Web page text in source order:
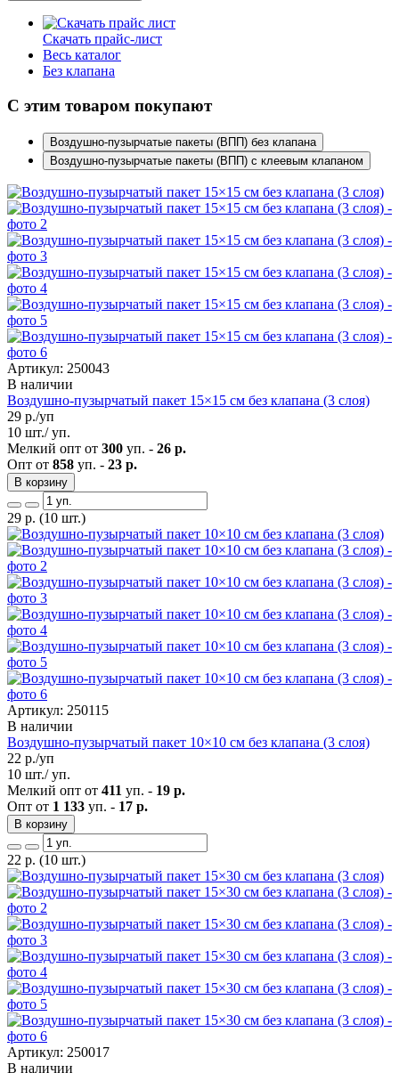
Скачать прайс-лист
Весь каталог
Без клапана
С этим товаром покупают
Воздушно-пузырчатые пакеты (ВПП) без клапана
Воздушно-пузырчатые пакеты (ВПП) с клеевым клапаном
Артикул: 250043
В наличии
Воздушно-пузырчатый пакет 15×15 см без клапана (3 слоя)
29 р./уп
10 шт./ уп.
Мелкий опт от 300 уп. - 26 р.
Опт от 858 уп. - 23 р.
В корзину
29 р. (10 шт.)
Артикул: 250115
В наличии
Воздушно-пузырчатый пакет 10×10 см без клапана (3 слоя)
22 р./уп
10 шт./ уп.
Мелкий опт от 411 уп. - 19 р.
Опт от 1 133 уп. - 17 р.
В корзину
22 р. (10 шт.)
Артикул: 250017
В наличии